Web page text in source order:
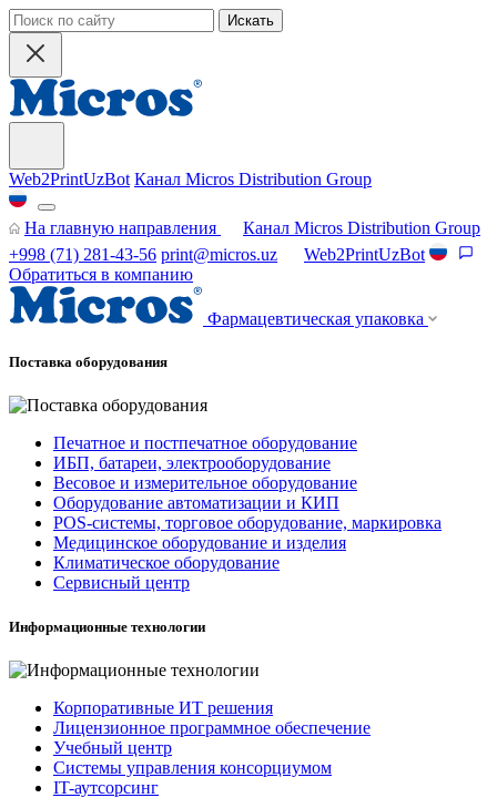
Искать
Web2PrintUzBot Канал Micros Distribution Group
На главную направления
Канал Micros Distribution Group
+998 (71) 281-43-56 print@micros.uz
Web2PrintUzBot
Обратиться в компанию
Фармацевтическая упаковка
Поставка оборудования
Печатное и постпечатное оборудование
ИБП, батареи, электрооборудование
Весовое и измерительное оборудование
Оборудование автоматизации и КИП
POS-системы, торговое оборудование, маркировка
Медицинское оборудование и изделия
Климатическое оборудование
Сервисный центр
Информационные технологии
Корпоративные ИТ решения
Лицензионное программное обеспечение
Учебный центр
Системы управления консорциумом
IT-аутсорсинг